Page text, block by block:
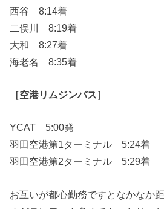
西谷 8:14着
二俣川 8:19着
大和 8:27着
海老名 8:35着
［空港リムジンバス］
YCAT 5:00発
羽田空港第1ターミナル 5:24着
羽田空港第2ターミナル 5:29着
お互いが都心勤務ですとなかなか